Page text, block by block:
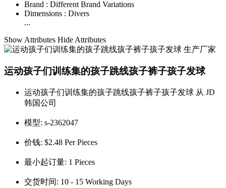
Brand : Different Brand Variations
Dimensions : Divers
...
Show Attributes Hide Attributes
运动孩子们训练集的孩子跳线孩子裤子孩子发球
运动孩子们训练集的孩子跳线孩子裤子孩子发球 从 JD
韩国公司
模型: s-2362047
价钱: $2.48 Per Pieces
最小起订量: 1 Pieces
交货时间: 10 - 15 Working Days